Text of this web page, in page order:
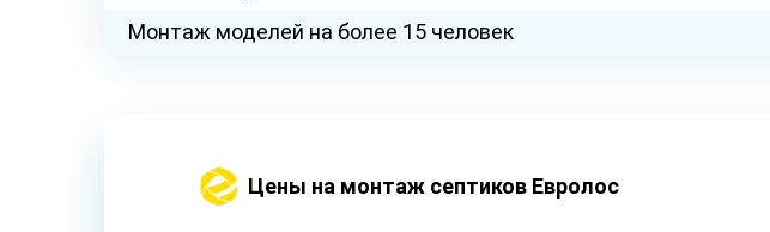
Монтаж моделей на более 15 человек
Цены на монтаж септиков Евролос